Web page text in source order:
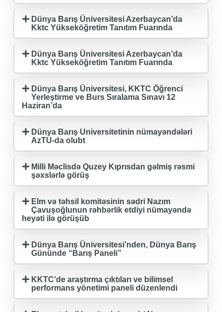
Dünya Barış Üniversitesi Azerbaycan’da
Kktc Yükseköğretim Tanıtım Fuarında
Dünya Barış Üniversitesi Azerbaycan’da
Kktc Yükseköğretim Tanıtım Fuarında
Dünya Barış Üniversitesi, KKTC Öğrenci
Yerleştirme ve Burs Sıralama Sınavı 12
Haziran’da
Dünya Barış Universitetinin nümayəndələri
AzTU-da olubt
Milli Məclisdə Quzey Kıprısdan gəlmiş rəsmi
şəxslərlə görüş
Elm və təhsil komitəsinin sədri Nazım
Çavuşoğlunun rəhbərlik etdiyi nümayəndə
heyəti ilə görüşüb
Dünya Barış Üniversitesi’nden, Dünya Barış
Gününde “Barış Paneli”
KKTC’de araştırma çıktıları ve bilimsel
performans yönetimi paneli düzenlendi